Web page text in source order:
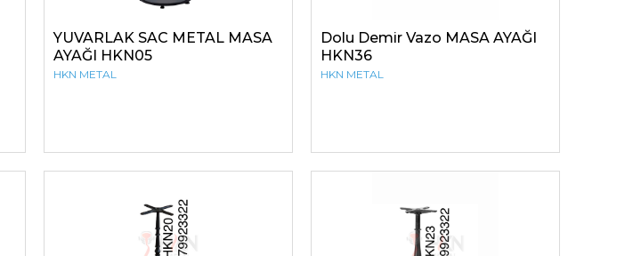
YUVARLAK SAC METAL MASA
AYAĞI HKN05
HKN METAL
Dolu Demir Vazo MASA AYAĞI
HKN36
HKN METAL